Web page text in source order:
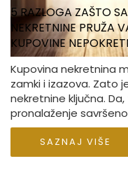
5 RAZLOGA ZAŠTO
NEKRETNINE PRUŽA
KUPOVINE
Kupovina nekretnina
zamki i izazova. Zato
nekretnine ključna.
pronalaženje
SAZNAJ VIŠE